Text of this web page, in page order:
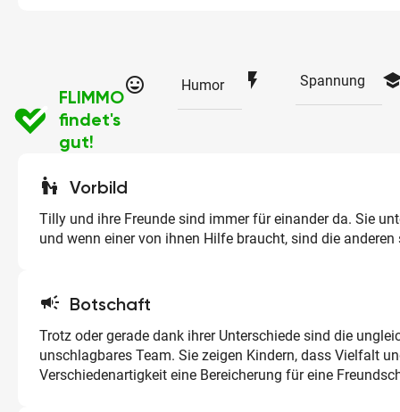
FLIMMO
findet's
gut!
tag_faces Humor flash_on Spannung
escalator_warning Vorbild
Tilly und ihre Freunde sind immer für einander da. Sie
und wenn einer von ihnen Hilfe braucht, sind die anderen
campaign Botschaft
Trotz oder gerade dank ihrer Unterschiede sind die
unschlagbares Team. Sie zeigen Kindern, dass Vielfalt
Verschiedenartigkeit eine Bereicherung für eine